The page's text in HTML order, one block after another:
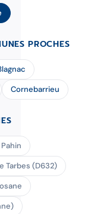
PROCHES
Cornebarrieu
Tarbes (D632)